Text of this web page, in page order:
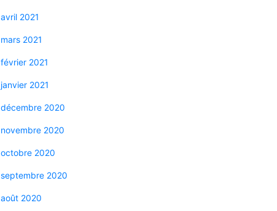
avril 2021
mars 2021
février 2021
janvier 2021
décembre 2020
novembre 2020
octobre 2020
septembre 2020
août 2020